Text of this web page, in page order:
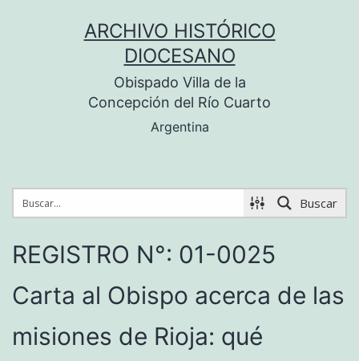
ARCHIVO HISTÓRICO
DIOCESANO
Obispado Villa de la
Concepción del Río Cuarto
Argentina
Buscar
REGISTRO N°: 01-0025
Carta al Obispo acerca de las
misiones de Rioja: qué